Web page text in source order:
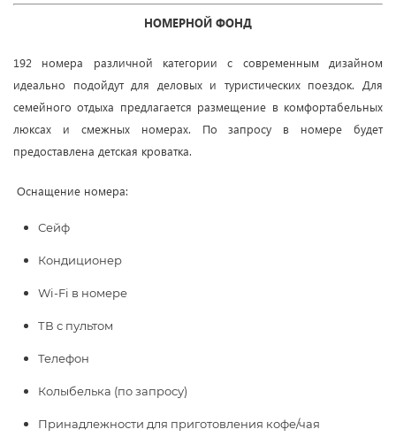
НОМЕРНОЙ ФОНД
192 номера различной категории с современным дизайном
идеально подойдут для деловых и туристических поездок. Для
семейного отдыха предлагается размещение в комфортабельных
люксах и смежных номерах. По запросу в номере будет
предоставлена детская кроватка.
Оснащение номера:
Сейф
Кондиционер
Wi-Fi в номере
ТВ с пультом
Телефон
Колыбелька (по запросу)
Принадлежности для приготовления кофе/чая